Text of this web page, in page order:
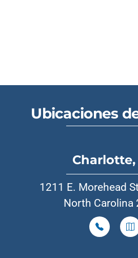
Ubicaciones
Charlotte,
1211 E. Morehead
North Carolina